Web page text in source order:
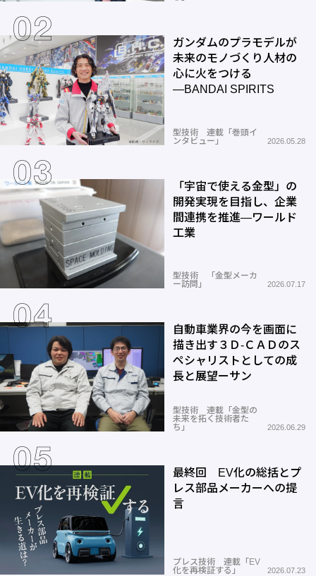
ガンダムのプラモデルが
未来のモノづくり人材の
心に火をつける
―BANDAI SPIRITS
型技術 連載「巻頭イ
ンタビュー」
2026.05.28
「宇宙で使える金型」の
開発実現を目指し、企業
間連携を推進―ワールド
工業
型技術 「金型メーカ
ー訪問」
2026.07.17
自動車業界の今を画面に
描き出す３Ｄ-ＣＡＤのス
ペシャリストとしての成
長と展望ーサン
型技術 連載「金型の
未来を拓く技術者た
ち」
2026.06.29
最終回 EV化の総括とプ
レス部品メーカーへの提
言
プレス技術 連載「EV
化を再検証する」
2026.07.23